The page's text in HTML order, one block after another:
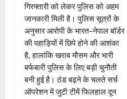
गिरफ्तारी को लेकर पुलिस को अहम
जानकारी मिली है। पुलिस सूत्रों के
अनुसार आरोपी के भारत–नेपाल बॉर्डर
की पहाड़ियों में छिपे होने की आशंका
है, हालांकि खराब मौसम और भारी
बर्फबारी पुलिस के लिए बड़ी चुनौती
बनी हुई है। ठंड बढ़ने के चलते सर्च
ऑपरेशन में जुटी टीमें फिलहाल दून